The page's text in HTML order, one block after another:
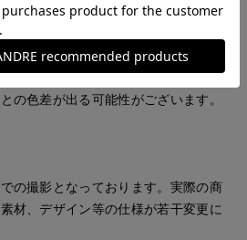
はこちら≫
ットワンピースは製造年により色味
の色差が出る可能性がございます。
の撮影となっております。実際の商
材、デザイン等の仕様が若干変更に